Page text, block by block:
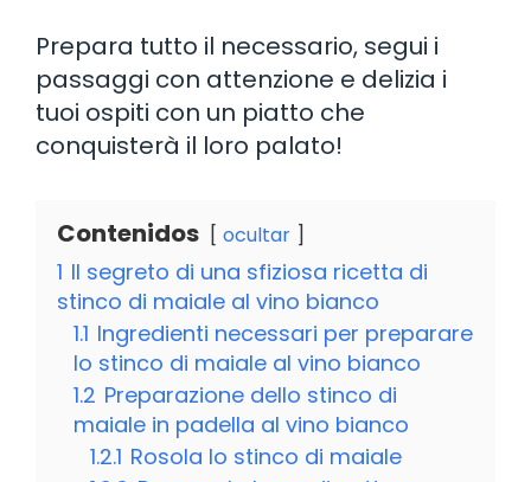
Prepara tutto il necessario, segui i
passaggi con attenzione e delizia i
tuoi ospiti con un piatto che
conquisterà il loro palato!
Contenidos ocultar
1 Il segreto di una sfiziosa ricetta di
stinco di maiale al vino bianco
1.1 Ingredienti necessari per preparare
lo stinco di maiale al vino bianco
1.2 Preparazione dello stinco di
maiale in padella al vino bianco
1.2.1 Rosola lo stinco di maiale